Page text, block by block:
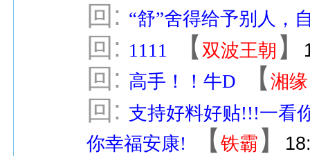
回: “舒”舍得给予别人，
回: 1111 【 双波王朝 】
回: 高手！！牛D 【湘缘
回: 支持好料好贴!!!一看
你幸福安康!
【铁霸 】